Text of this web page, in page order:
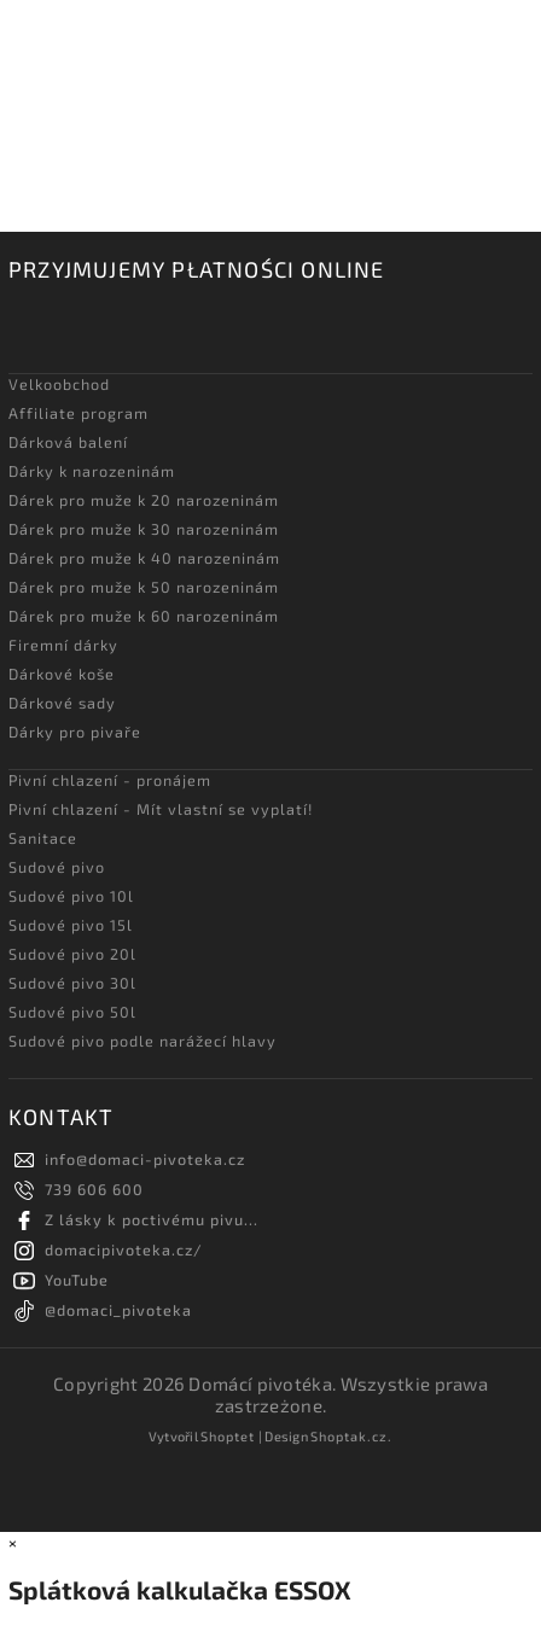
PRZYJMUJEMY PŁATNOŚCI ONLINE
Velkoobchod
Affiliate program
Dárková balení
Dárky k narozeninám
Dárek pro muže k 20 narozeninám
Dárek pro muže k 30 narozeninám
Dárek pro muže k 40 narozeninám
Dárek pro muže k 50 narozeninám
Dárek pro muže k 60 narozeninám
Firemní dárky
Dárkové koše
Dárkové sady
Dárky pro pivaře
Pivní chlazení - pronájem
Pivní chlazení - Mít vlastní se vyplatí!
Sanitace
Sudové pivo
Sudové pivo 10l
Sudové pivo 15l
Sudové pivo 20l
Sudové pivo 30l
Sudové pivo 50l
Sudové pivo podle narážecí hlavy
KONTAKT
info@domaci-pivoteka.cz
739 606 600
Z lásky k poctivému pivu...
domacipivoteka.cz/
YouTube
@domaci_pivoteka
Copyright 2026 Domácí pivotéka. Wszystkie prawa
zastrzeżone.
VytvořilShoptet | DesignShoptak.cz.
×
Splátková kalkulačka ESSOX